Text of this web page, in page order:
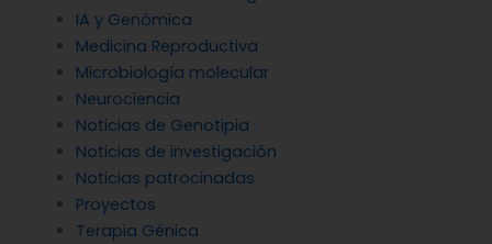
IA y Genómica
Medicina Reproductiva
Microbiología molecular
Neurociencia
Noticias de Genotipia
Noticias de investigación
Noticias patrocinadas
Proyectos
Terapia Génica